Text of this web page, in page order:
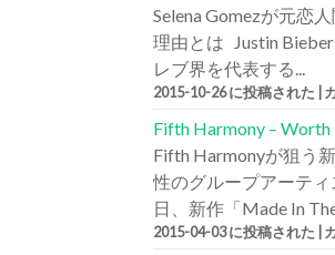
Selena Gomezが元恋
理由とは Justin
レブ界を代表する...
2015-10-26 に投稿された
Fifth Harmony –
Fifth Harmonyが狙う
性のグループアーテ
日、新作「Made In
2015-04-03 に投稿された